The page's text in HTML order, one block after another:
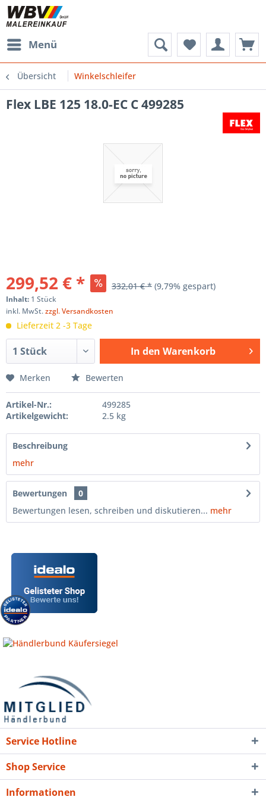
Menü
Übersicht Winkelschleifer
Flex LBE 125 18.0-EC C 499285
299,52 € * 332,01 € * (9,79% gespart)
Inhalt: 1 Stück
inkl. MwSt.zzgl. Versandkosten
Lieferzeit 2 -3 Tage
In den Warenkorb
Merken Bewerten
Artikel-Nr.:
499285
Artikelgewicht:
2.5 kg
Beschreibung
mehr
Bewertungen
0
Bewertungen lesen, schreiben und diskutieren... mehr
Service Hotline
Shop Service
Informationen